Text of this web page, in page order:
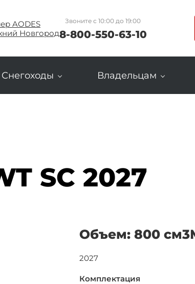
AODES
Новгород
Звоните с 10:00 до 19:00
8-800-550-63-10
Снегоходы Владельцам
SC 2027
Объем: 800 см3
2027
Комплектация